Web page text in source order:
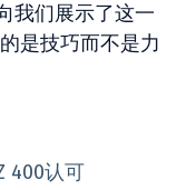
我们展示了这一
是技巧而不是力
400认可